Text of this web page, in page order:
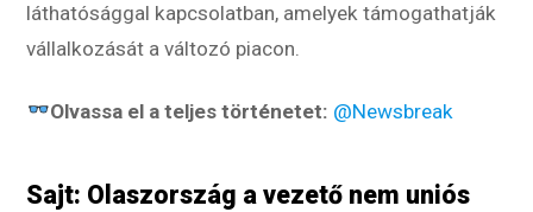
láthatósággal kapcsolatban, amelyek támogathatják
vállalkozását a változó piacon.
Olvassa el a teljes történetet: @Newsbreak
Sajt: Olaszország a vezető nem uniós